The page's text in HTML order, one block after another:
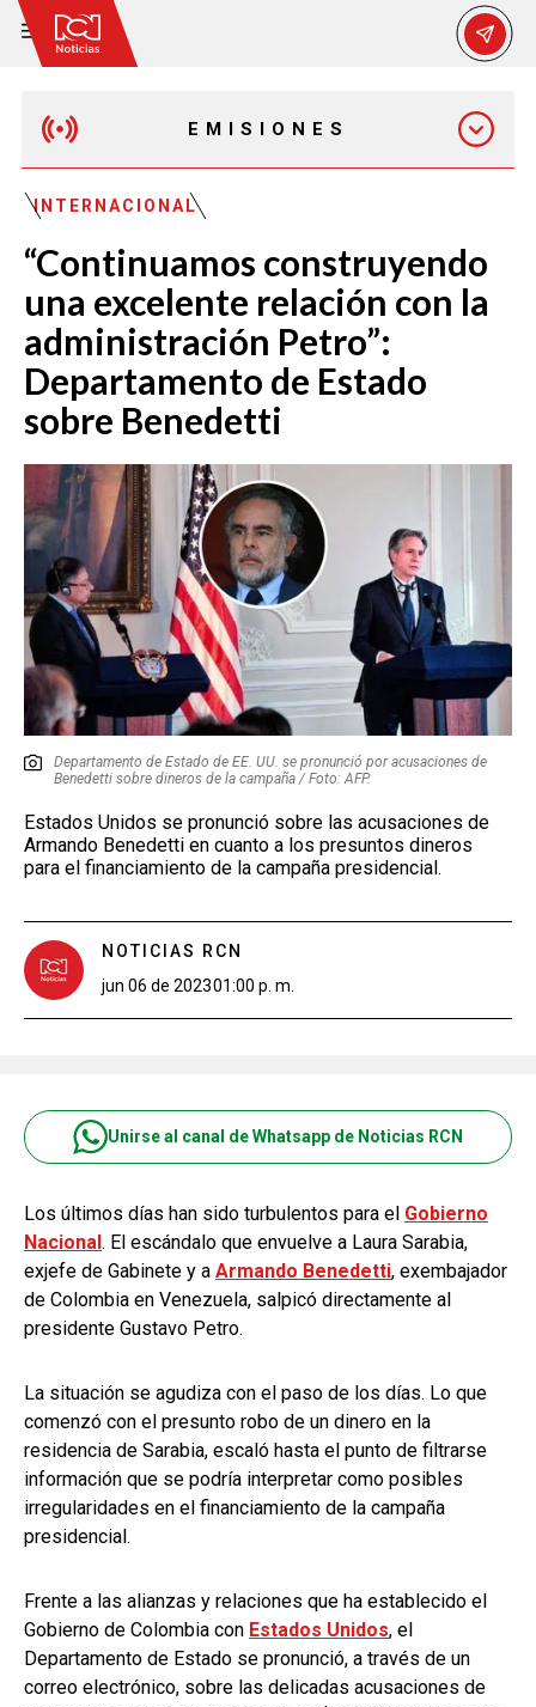
EMISIONES
EMISIÓN 12:30 PM
EMISIÓN 7:00 PM
EMISIÓN 11:30 PM
INTERNACIONAL
“Continuamos construyendo
una excelente relación con la
administración Petro”:
Departamento de Estado
sobre Benedetti
Departamento de Estado de EE. UU. se pronunció por acusaciones de
Benedetti sobre dineros de la campaña / Foto: AFP.
Estados Unidos se pronunció sobre las acusaciones de
Armando Benedetti en cuanto a los presuntos dineros
para el financiamiento de la campaña presidencial.
NOTICIAS RCN
jun 06 de 202301:00 p. m.
Unirse al canal de Whatsapp de Noticias RCN
Los últimos días han sido turbulentos para el Gobierno
Nacional. El escándalo que envuelve a Laura Sarabia,
exjefe de Gabinete y a Armando Benedetti, exembajador
de Colombia en Venezuela, salpicó directamente al
presidente Gustavo Petro.
La situación se agudiza con el paso de los días. Lo que
comenzó con el presunto robo de un dinero en la
residencia de Sarabia, escaló hasta el punto de filtrarse
información que se podría interpretar como posibles
irregularidades en el financiamiento de la campaña
presidencial.
Frente a las alianzas y relaciones que ha establecido el
Gobierno de Colombia con Estados Unidos, el
Departamento de Estado se pronunció, a través de un
correo electrónico, sobre las delicadas acusaciones de